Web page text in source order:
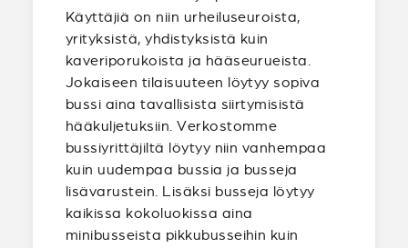
Käyttäjiä on niin urheiluseuroista,
yrityksistä, yhdistyksistä kuin
kaveriporukoista ja hääseurueista.
Jokaiseen tilaisuuteen löytyy sopiva
bussi aina tavallisista siirtymisistä
hääkuljetuksiin. Verkostomme
bussiyrittäjiltä löytyy niin vanhempaa
kuin uudempaa bussia ja busseja
lisävarustein. Lisäksi busseja löytyy
kaikissa kokoluokissa aina
minibusseista pikkubusseihin kuin